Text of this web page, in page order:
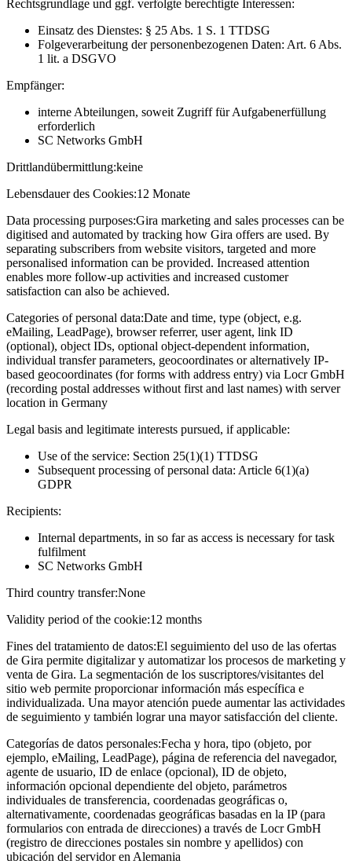
Rechtsgrundlage und ggf. verfolgte berechtigte Interessen:
Einsatz des Dienstes: § 25 Abs. 1 S. 1 TTDSG
Folgeverarbeitung der personenbezogenen Daten: Art. 6 Abs.
1 lit. a DSGVO
Empfänger:
interne Abteilungen, soweit Zugriff für Aufgabenerfüllung
erforderlich
SC Networks GmbH
Drittlandübermittlung:keine
Lebensdauer des Cookies:12 Monate
Data processing purposes:Gira marketing and sales processes can be
digitised and automated by tracking how Gira offers are used. By
separating subscribers from website visitors, targeted and more
personalised information can be provided. Increased attention
enables more follow-up activities and increased customer
satisfaction can also be achieved.
Categories of personal data:Date and time, type (object, e.g.
eMailing, LeadPage), browser referrer, user agent, link ID
(optional), object IDs, optional object-dependent information,
individual transfer parameters, geocoordinates or alternatively IP-
based geocoordinates (for forms with address entry) via Locr GmbH
(recording postal addresses without first and last names) with server
location in Germany
Legal basis and legitimate interests pursued, if applicable:
Use of the service: Section 25(1)(1) TTDSG
Subsequent processing of personal data: Article 6(1)(a)
GDPR
Recipients:
Internal departments, in so far as access is necessary for task
fulfilment
SC Networks GmbH
Third country transfer:None
Validity period of the cookie:12 months
Fines del tratamiento de datos:El seguimiento del uso de las ofertas
de Gira permite digitalizar y automatizar los procesos de marketing y
venta de Gira. La segmentación de los suscriptores/visitantes del
sitio web permite proporcionar información más específica e
individualizada. Una mayor atención puede aumentar las actividades
de seguimiento y también lograr una mayor satisfacción del cliente.
Categorías de datos personales:Fecha y hora, tipo (objeto, por
ejemplo, eMailing, LeadPage), página de referencia del navegador,
agente de usuario, ID de enlace (opcional), ID de objeto,
información opcional dependiente del objeto, parámetros
individuales de transferencia, coordenadas geográficas o,
alternativamente, coordenadas geográficas basadas en la IP (para
formularios con entrada de direcciones) a través de Locr GmbH
(registro de direcciones postales sin nombre y apellidos) con
ubicación del servidor en Alemania